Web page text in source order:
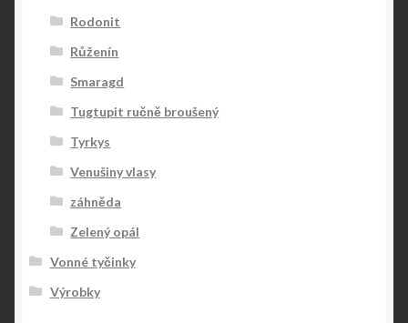
Rodonit
Růženín
Smaragd
Tugtupit ručně broušený
Tyrkys
Venušiny vlasy
záhněda
Zelený opál
Vonné tyčinky
Výrobky